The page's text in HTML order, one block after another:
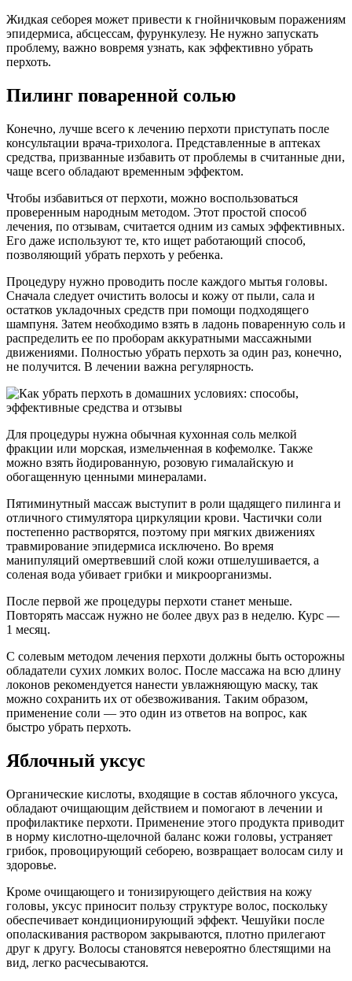
Жидкая себорея может привести к гнойничковым поражениям
эпидермиса, абсцессам, фурункулезу. Не нужно запускать
проблему, важно вовремя узнать, как эффективно убрать
перхоть.
Пилинг поваренной солью
Конечно, лучше всего к лечению перхоти приступать после
консультации врача-трихолога. Представленные в аптеках
средства, призванные избавить от проблемы в считанные дни,
чаще всего обладают временным эффектом.
Чтобы избавиться от перхоти, можно воспользоваться
проверенным народным методом. Этот простой способ
лечения, по отзывам, считается одним из самых эффективных.
Его даже используют те, кто ищет работающий способ,
позволяющий убрать перхоть у ребенка.
Процедуру нужно проводить после каждого мытья головы.
Сначала следует очистить волосы и кожу от пыли, сала и
остатков укладочных средств при помощи подходящего
шампуня. Затем необходимо взять в ладонь поваренную соль и
распределить ее по проборам аккуратными массажными
движениями. Полностью убрать перхоть за один раз, конечно,
не получится. В лечении важна регулярность.
Для процедуры нужна обычная кухонная соль мелкой
фракции или морская, измельченная в кофемолке. Также
можно взять йодированную, розовую гималайскую и
обогащенную ценными минералами.
Пятиминутный массаж выступит в роли щадящего пилинга и
отличного стимулятора циркуляции крови. Частички соли
постепенно растворятся, поэтому при мягких движениях
травмирование эпидермиса исключено. Во время
манипуляций омертвевший слой кожи отшелушивается, а
соленая вода убивает грибки и микроорганизмы.
После первой же процедуры перхоти станет меньше.
Повторять массаж нужно не более двух раз в неделю. Курс —
1 месяц.
С солевым методом лечения перхоти должны быть осторожны
обладатели сухих ломких волос. После массажа на всю длину
локонов рекомендуется нанести увлажняющую маску, так
можно сохранить их от обезвоживания. Таким образом,
применение соли — это один из ответов на вопрос, как
быстро убрать перхоть.
Яблочный уксус
Органические кислоты, входящие в состав яблочного уксуса,
обладают очищающим действием и помогают в лечении и
профилактике перхоти. Применение этого продукта приводит
в норму кислотно-щелочной баланс кожи головы, устраняет
грибок, провоцирующий себорею, возвращает волосам силу и
здоровье.
Кроме очищающего и тонизирующего действия на кожу
головы, уксус приносит пользу структуре волос, поскольку
обеспечивает кондиционирующий эффект. Чешуйки после
ополаскивания раствором закрываются, плотно прилегают
друг к другу. Волосы становятся невероятно блестящими на
вид, легко расчесываются.